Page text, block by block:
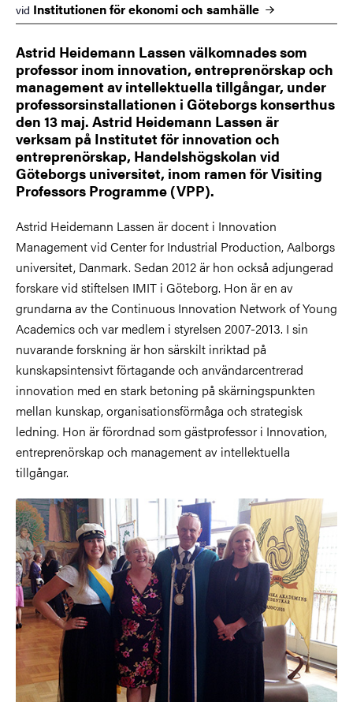
vid Institutionen för ekonomi och samhälle
Astrid Heidemann Lassen välkomnades som
professor inom innovation, entreprenörskap och
management av intellektuella tillgångar, under
professorsinstallationen i Göteborgs konserthus
den 13 maj. Astrid Heidemann Lassen är
verksam på Institutet för innovation och
entreprenörskap, Handelshögskolan vid
Göteborgs universitet, inom ramen för Visiting
Professors Programme (VPP).
Astrid Heidemann Lassen är docent i Innovation
Management vid Center for Industrial Production, Aalborgs
universitet, Danmark. Sedan 2012 är hon också adjungerad
forskare vid stiftelsen IMIT i Göteborg. Hon är en av
grundarna av the Continuous Innovation Network of Young
Academics och var medlem i styrelsen 2007-2013. I sin
nuvarande forskning är hon särskilt inriktad på
kunskapsintensivt förtagande och användarcentrerad
innovation med en stark betoning på skärningspunkten
mellan kunskap, organisationsförmåga och strategisk
ledning. Hon är förordnad som gästprofessor i Innovation,
entreprenörskap och management av intellektuella
tillgångar.